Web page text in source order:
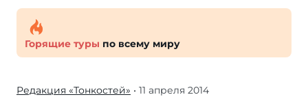
Горящие туры по всему миру
Редакция «Тонкостей» • 11 апреля 2014